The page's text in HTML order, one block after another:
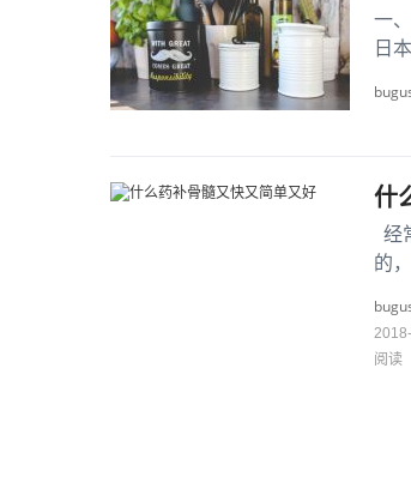
一
日
什
经
的
阅读